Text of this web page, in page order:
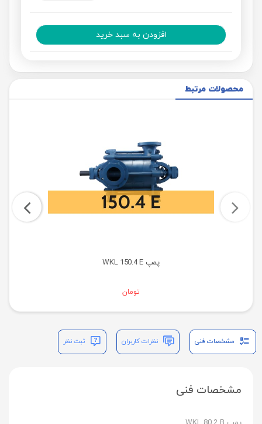
افزودن به سبد خرید
محصولات مرتبط
پمپ WKL 150.4 E
تومان
مشخصات فنی نظرات کاربران ثبت نظر
مشخصات فنی